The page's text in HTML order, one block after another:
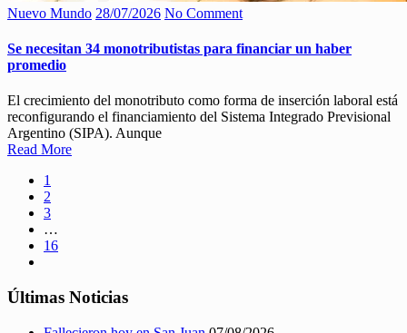
Nuevo Mundo 28/07/2026 No Comment
Se necesitan 34 monotributistas para financiar un haber
promedio
El crecimiento del monotributo como forma de inserción laboral está
reconfigurando el financiamiento del Sistema Integrado Previsional
Argentino (SIPA). Aunque
Read More
1
2
3
…
16
Últimas Noticias